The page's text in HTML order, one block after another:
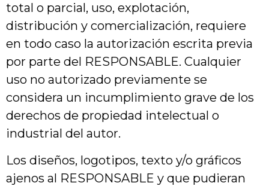
total o parcial, uso, explotación,
distribución y comercialización, requiere
en todo caso la autorización escrita previa
por parte del RESPONSABLE. Cualquier
uso no autorizado previamente se
considera un incumplimiento grave de los
derechos de propiedad intelectual o
industrial del autor.
Los diseños, logotipos, texto y/o gráficos
ajenos al RESPONSABLE y que pudieran